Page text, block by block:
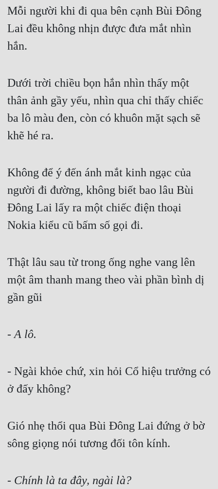
Khoa Huyễn Không Gian
Kinh Dị
Kiếm Hiệp
Kỳ Ảo
Linh Dị
Mỹ Thực
Ngôn Tình
Nữ Cường
Nữ Phụ
Phong Thủy - Tâm Linh
Phản Phái
Quân Sự
Sủng
Tiên Hiệp
Mỗi người khi đi qua bên cạnh Bùi Đông
Lai đều không nhịn được đưa mắt nhìn
hắn.
Dưới trời chiều bọn hắn nhìn thấy một
thân ảnh gầy yếu, nhìn qua chỉ thấy chiếc
ba lô màu đen, còn có khuôn mặt sạch sẽ
khẽ hé ra.
Không để ý đến ánh mắt kinh ngạc của
người đi đường, không biết bao lâu Bùi
Đông Lai lấy ra một chiếc điện thoại
Nokia kiểu cũ bấm số gọi đi.
Thật lâu sau từ trong ống nghe vang lên
một âm thanh mang theo vài phần bình dị
gần gũi
- A lô.
- Ngài khỏe chứ, xin hỏi Cổ hiệu trưởng có
ở đấy không?
Gió nhẹ thổi qua Bùi Đông Lai đứng ở bờ
sông giọng nói tương đối tôn kính.
- Chính là ta đây, ngài là?